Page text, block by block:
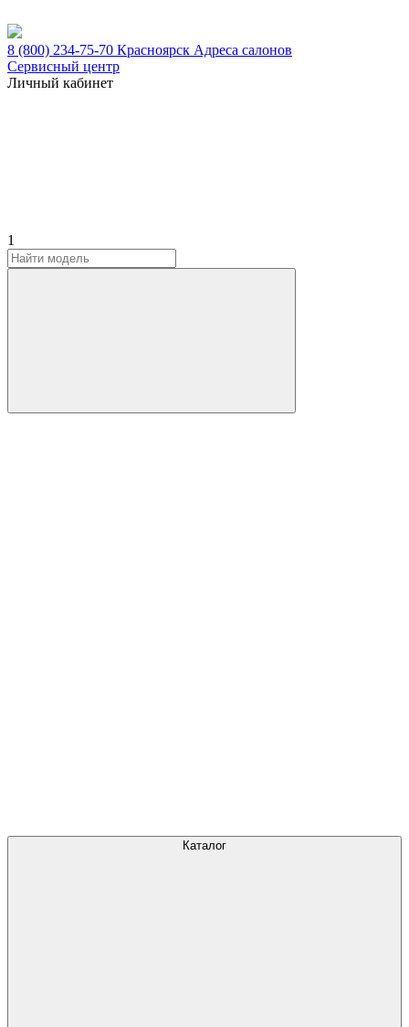
8 (800) 234-75-70 Красноярск Адреса салонов
Сервисный центр
Личный кабинет
1
Каталог